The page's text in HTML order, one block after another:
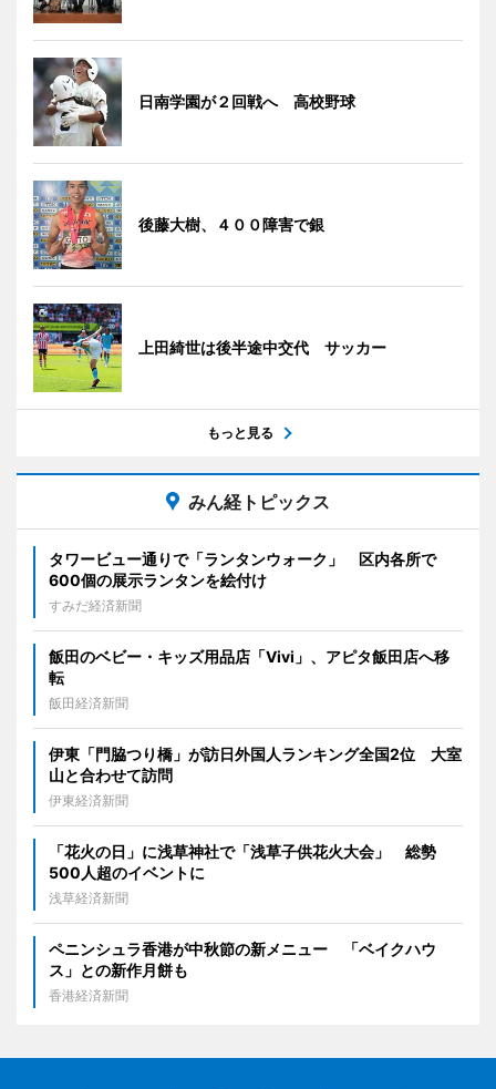
日南学園が２回戦へ 高校野球
後藤大樹、４００障害で銀
上田綺世は後半途中交代 サッカー
もっと見る
みん経トピックス
タワービュー通りで「ランタンウォーク」 区内各所で
600個の展示ランタンを絵付け
すみだ経済新聞
飯田のベビー・キッズ用品店「Vivi」、アピタ飯田店へ移
転
飯田経済新聞
伊東「門脇つり橋」が訪日外国人ランキング全国2位 大室
山と合わせて訪問
伊東経済新聞
「花火の日」に浅草神社で「浅草子供花火大会」 総勢
500人超のイベントに
浅草経済新聞
ペニンシュラ香港が中秋節の新メニュー 「ベイクハウ
ス」との新作月餅も
香港経済新聞